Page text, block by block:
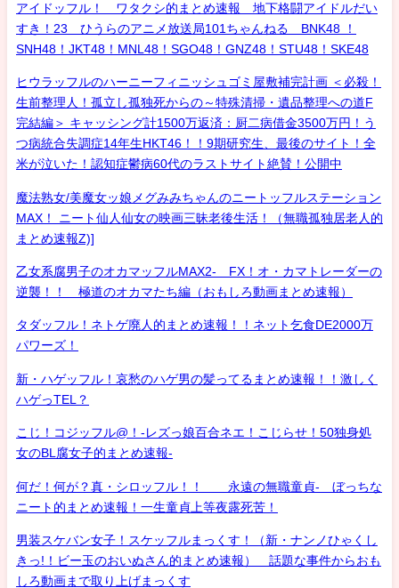
アイドッフル！ ワタクシ的まとめ速報 地下格闘アイドルだい
すき！23 ひうらのアニメ放送局101ちゃんねる BNK48 ！
SNH48！JKT48！MNL48！SGO48！GNZ48！STU48！SKE48
ヒウラッフルのハーニーフィニッシュゴミ屋敷補完計画 ＜必殺！
生前整理人！孤立し孤独死からの～特殊清掃・遺品整理への道F
完結編＞ キャッシング計1500万返済：厨二病借金3500万円！う
つ病統合失調症14年生HKT46！！9期研究生、最後のサイト！全
米が泣いた！認知症鬱病60代のラストサイト絶賛！公開中
魔法熟女/美魔女ッ娘メグみみちゃんのニートッフルステーション
MAX！ ニート仙人仙女の映画三昧老後生活！（無職孤独居老人的
まとめ速報Z)]
乙女系腐男子のオカマッフルMAX2- FX！オ・カマトレーダーの
逆襲！！ 極道のオカマたち編（おもしろ動画まとめ速報）
タダッフル！ネトゲ廃人的まとめ速報！！ネット乞食DE2000万
パワーズ！
新・ハゲッフル！哀愁のハゲ男の髪ってるまとめ速報！！激しく
ハゲっTEL？
こじ！コジッフル@！-レズっ娘百合ネエ！こじらせ！50独身処
女のBL腐女子的まとめ速報-
何だ！何が？真・シロッフル！！ 永遠の無職童貞- ぼっちな
ニート的まとめ速報！一生童貞上等夜露死苦！
男装スケバン女子！スケッフルまっくす！（新・ナンノひゃくし
きっ!！ビー玉のおいぬさん的まとめ速報） 話題な事件からおも
しろ動画まで取り上げまっくす